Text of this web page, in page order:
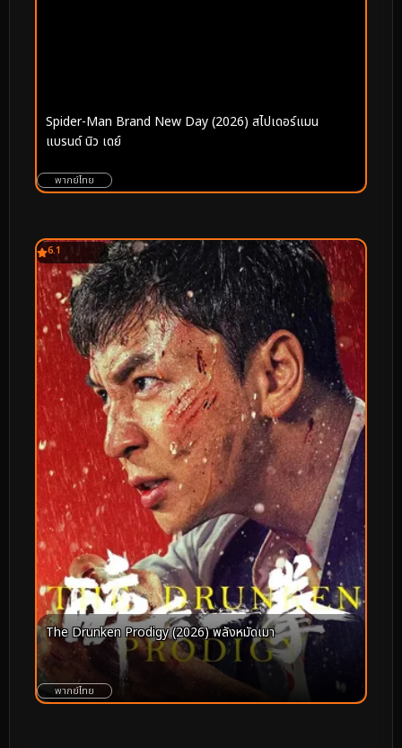
Spider-Man Brand New Day (2026) สไปเดอร์แมน
แบรนด์ นิว เดย์
พากย์ไทย
6.1
The Drunken Prodigy (2026) พลังหมัดเมา
พากย์ไทย